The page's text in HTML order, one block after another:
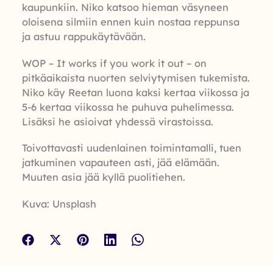
kaupunkiin. Niko katsoo hieman väsyneen
oloisena silmiin ennen kuin nostaa reppunsa
ja astuu rappukäytävään.
WOP – It works if you work it out – on
pitkäaikaista nuorten selviytymisen tukemista.
Niko käy Reetan luona kaksi kertaa viikossa ja
5-6 kertaa viikossa he puhuva puhelimessa.
Lisäksi he asioivat yhdessä virastoissa.
Toivottavasti uudenlainen toimintamalli, tuen
jatkuminen vapauteen asti, jää elämään.
Muuten asia jää kyllä puolitiehen.
Kuva: Unsplash